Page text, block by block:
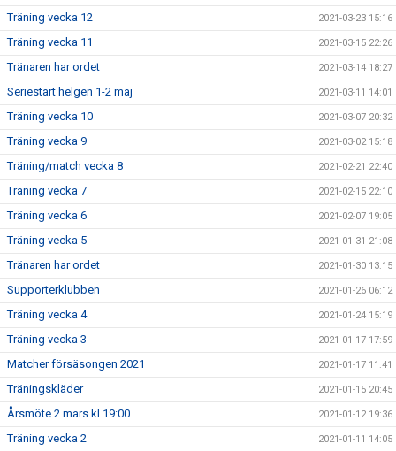
Träning vecka 12 2021-03-23 15:16
Träning vecka 11 2021-03-15 22:26
Tränaren har ordet 2021-03-14 18:27
Seriestart helgen 1-2 maj 2021-03-11 14:01
Träning vecka 10 2021-03-07 20:32
Träning vecka 9 2021-03-02 15:18
Träning/match vecka 8 2021-02-21 22:40
Träning vecka 7 2021-02-15 22:10
Träning vecka 6 2021-02-07 19:05
Träning vecka 5 2021-01-31 21:08
Tränaren har ordet 2021-01-30 13:15
Supporterklubben 2021-01-26 06:12
Träning vecka 4 2021-01-24 15:19
Träning vecka 3 2021-01-17 17:59
Matcher försäsongen 2021 2021-01-17 11:41
Träningskläder 2021-01-15 20:45
Årsmöte 2 mars kl 19:00 2021-01-12 19:36
Träning vecka 2 2021-01-11 14:05